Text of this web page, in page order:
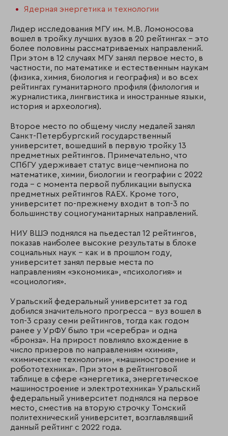
Ядерная энергетика и технологии
Лидер исследования МГУ им. М.В. Ломоносова
вошел в тройку лучших вузов в 20 рейтингах – это
более половины рассматриваемых направлений.
При этом в 12 случаях МГУ занял первое место, в
частности, по математике и естественным наукам
(физика, химия, биология и география) и во всех
рейтингах гуманитарного профиля (филология и
журналистика, лингвистика и иностранные языки,
история и археология).
Второе место по общему числу медалей занял
Санкт-Петербургский государственный
университет, вошедший в первую тройку 13
предметных рейтингов. Примечательно, что
СПбГУ удерживает статус вице-чемпиона по
математике, химии, биологии и географии с 2022
года – с момента первой публикации выпуска
предметных рейтингов RAEX. Кроме того,
университет по-прежнему входит в топ-3 по
большинству социогуманитарных направлений.
НИУ ВШЭ поднялся на пьедестал 12 рейтингов,
показав наиболее высокие результаты в блоке
социальных наук – как и в прошлом году,
университет занял первые места по
направлениям «экономика», «психология» и
«социология».
Уральский федеральный университет за год
добился значительного прогресса – вуз вошел в
топ-3 сразу семи рейтингов, тогда как годом
ранее у УрФУ было три «серебра» и одна
«бронза». На прирост повлияло вхождение в
число призеров по направлениям «химия»,
«химические технологии», «машиностроение и
робототехника». При этом в рейтинговой
таблице в сфере «энергетика, энергетическое
машиностроение и электротехника» Уральский
федеральный университет поднялся на первое
место, сместив на вторую строчку Томский
политехнический университет, возглавлявший
данный рейтинг с 2022 года.